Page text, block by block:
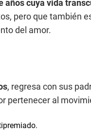
años cuya vida
pero que también
del amor.
, regresa con sus
pertenecer al